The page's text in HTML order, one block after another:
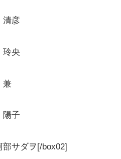
彦
央
兼
子
サダヲ[/box02]